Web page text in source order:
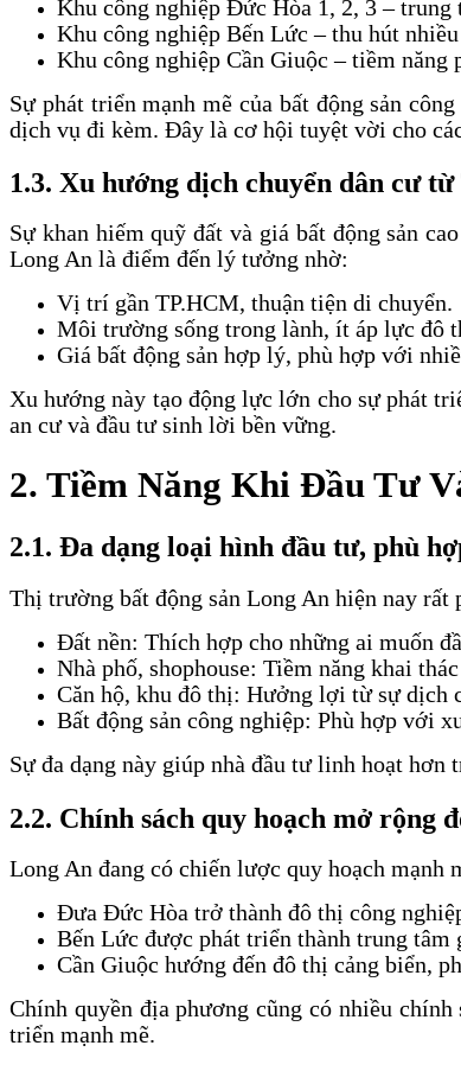
Khu công nghiệp Đức Hòa 1, 2, 3 –
Khu công nghiệp Bến Lức – thu hút
Khu công nghiệp Cần Giuộc – tiềm năng
Sự phát triển mạnh mẽ của bất động sản
dịch vụ đi kèm. Đây là cơ hội tuyệt vời cho
1.3. Xu hướng dịch chuyển dân cư
Sự khan hiếm quỹ đất và giá bất động sản
Long An là điểm đến lý tưởng nhờ:
Vị trí gần TP.HCM, thuận tiện di chuyển.
Môi trường sống trong lành, ít áp lực đô
Giá bất động sản hợp lý, phù hợp với
Xu hướng này tạo động lực lớn cho sự phát
an cư và đầu tư sinh lời bền vững.
2. Tiềm Năng Khi Đầu Tư
2.1. Đa dạng loại hình đầu tư, phù
Thị trường bất động sản Long An hiện nay rất
Đất nền: Thích hợp cho những ai muốn
Nhà phố, shophouse: Tiềm năng khai
Căn hộ, khu đô thị: Hưởng lợi từ sự dịch
Bất động sản công nghiệp: Phù hợp với
Sự đa dạng này giúp nhà đầu tư linh hoạt
2.2. Chính sách quy hoạch mở rộng
Long An đang có chiến lược quy hoạch mạnh
Đưa Đức Hòa trở thành đô thị công
Bến Lức được phát triển thành trung
Cần Giuộc hướng đến đô thị cảng biển,
Chính quyền địa phương cũng có nhiều
triển mạnh mẽ.